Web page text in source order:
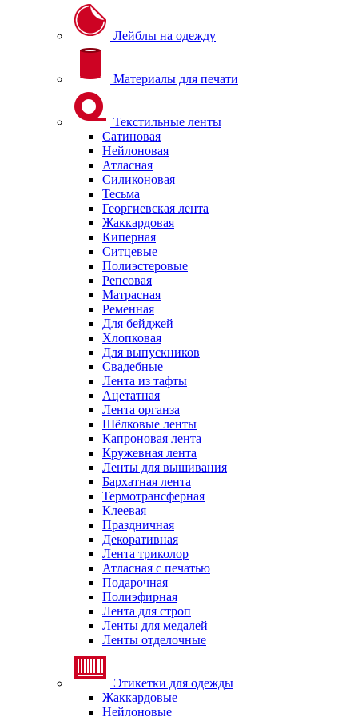
Лейблы на одежду
Материалы для печати
Текстильные ленты
Сатиновая
Нейлоновая
Атласная
Силиконовая
Тесьма
Георгиевская лента
Жаккардовая
Киперная
Ситцевые
Полиэстеровые
Репсовая
Матрасная
Ременная
Для бейджей
Хлопковая
Для выпускников
Свадебные
Лента из тафты
Ацетатная
Лента органза
Шёлковые ленты
Капроновая лента
Кружевная лента
Ленты для вышивания
Бархатная лента
Термотрансферная
Клеевая
Праздничная
Декоративная
Лента триколор
Атласная с печатью
Подарочная
Полиэфирная
Лента для строп
Ленты для медалей
Ленты отделочные
Этикетки для одежды
Жаккардовые
Нейлоновые